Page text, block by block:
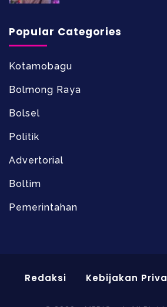
Popular Categories
Kotamobagu
Bolmong Raya
Bolsel
Politik
Advertorial
Boltim
Pemerintahan
Redaksi Kebijakan